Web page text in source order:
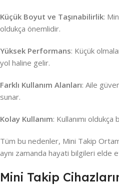
Küçük Boyut ve Taşınabilirlik:
oldukça önemlidir.
Yüksek Performans: Küçük
yol haline gelir.
Farklı Kullanım Alanları: Aile
sunar.
Kolay Kullanım: Kullanımı
Tüm bu nedenler, Mini Takip
aynı zamanda hayati bilgileri elde
Mini Takip